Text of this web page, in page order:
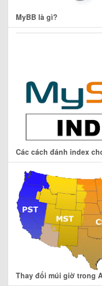
MyBB là gì?
Các cách đánh index
Thay đổi múi giờ trong